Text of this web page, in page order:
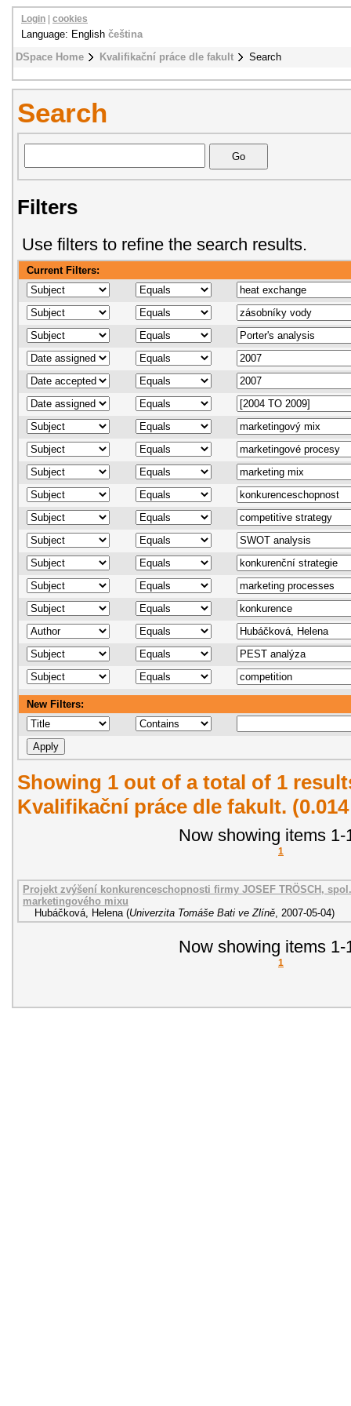
DSpace Home Kvalifikační práce dle fakult Search
Login cookies
Language: English čeština
Search
Filters
Use filters to refine the search results.
Current Filters:
New Filters:
Showing 1 out of a total of 1
Kvalifikační práce dle fakult.
Now showing items 1-
1
Projekt zvýšení konkurenceschopnosti firmy JOSEF TRÖSCH,
marketingového mixu
Hubáčková, Helena (Univerzita Tomáše Bati ve Zlíně 2007-05-04)
Now showing items 1-
1